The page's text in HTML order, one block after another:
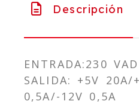
Descripción
ENTRADA:230
SALIDA: +5V 20A/
0,5A/-12V 0,5A